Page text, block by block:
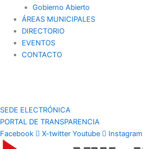
Gobierno Abierto
ÁREAS MUNICIPALES
DIRECTORIO
EVENTOS
CONTACTO
SEDE ELECTRÓNICA
PORTAL DE TRANSPARENCIA
Facebook
X-twitter Youtube Instagram